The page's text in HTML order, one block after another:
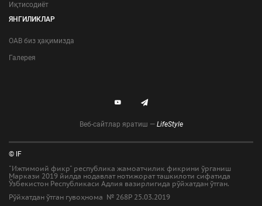
Иқтисодиёт
ЯНГИЛИКЛАР
ОАВ биз ҳақимизда
Галерея
Веб-сайтлар яратиш — LifeStyle
© IF
"Ижтимоий фикр" республика жамоатчилик фикрини ўрганиш
Маркази 2019 йилда нодавлат нотижорат ташкилоти сифатида
Ўзбекистон Республикаси Адлия вазирлигида рўйхатдан ўтган.
Рўйхатдан ўтган гувоҳнома № 268Р 25.03.2019